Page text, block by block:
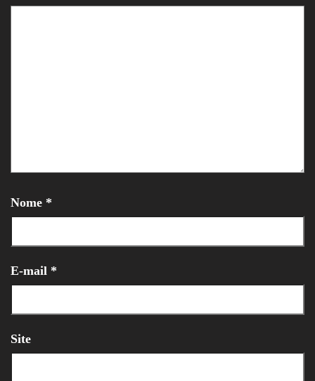
Nome *
E-mail *
Site